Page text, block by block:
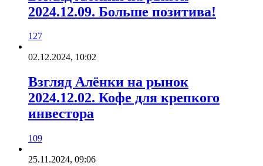
2024.12.09. Больше позитива!
127
02.12.2024, 10:02
Взгляд Алёнки на рынок
2024.12.02. Кофе для крепкого
инвестора
109
25.11.2024, 09:06